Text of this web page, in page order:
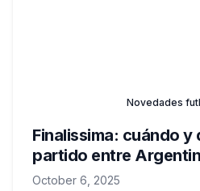
Novedades
Finalissima: cuándo y
partido entre
October 6, 2025